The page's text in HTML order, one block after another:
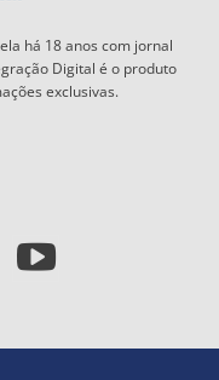
há 18 anos com jornal
Digital é o produto
exclusivas.